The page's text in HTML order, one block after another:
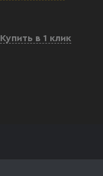
Купить в 1 клик